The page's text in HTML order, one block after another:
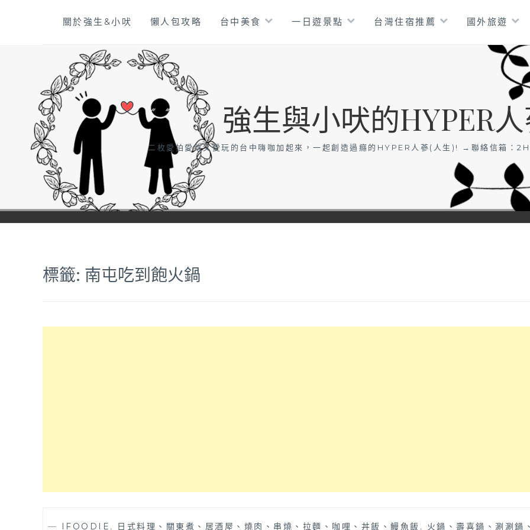
關於強生&小吠 懶人包攻略 台中美食 一日遊景點 台灣住宿推薦 國外旅遊
強生與小吠的HYPER
二枚愛拍愛吃又愛玩的台中嗨咖加起來，一起創造過癮的HYPER人蔘(人生)! →聯絡信箱：
標籤: 南屯吃到飽火鍋
— IFOODIE , 日式料理、關東煮、居酒屋、燒肉、串燒、拉麵、咖哩、丼飯、鰻魚飯 , 火鍋、壽喜鍋、涮涮鍋